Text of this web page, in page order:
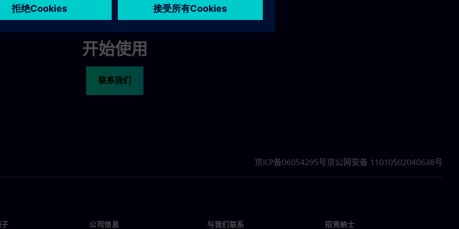
开始使用
联系我们
京ICP备06054295号京公网安备 11010502040638号
公司信息 与我们联系 招贤纳士